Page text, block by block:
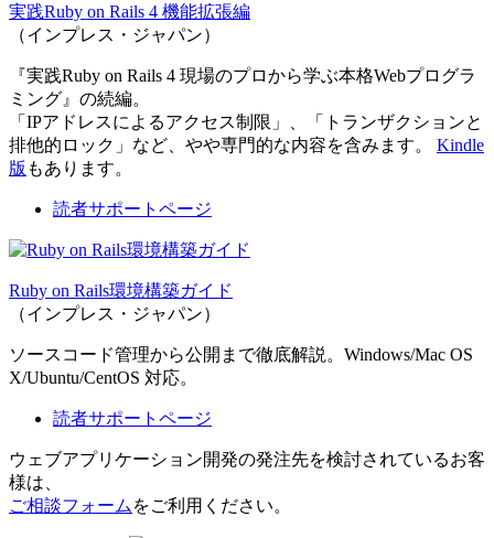
実践Ruby on Rails 4 機能拡張編
（インプレス・ジャパン）
『実践Ruby on Rails 4 現場のプロから学ぶ本格Webプログラ
ミング』の続編。
「IPアドレスによるアクセス制限」、「トランザクションと
排他的ロック」など、やや専門的な内容を含みます。 Kindle
版 もあります。
読者サポートページ
Ruby on Rails環境構築ガイド
（インプレス・ジャパン）
ソースコード管理から公開まで徹底解説。Windows/Mac OS
X/Ubuntu/CentOS 対応。
読者サポートページ
ウェブアプリケーション開発の発注先を検討されているお客
様は、
ご相談フォーム をご利用ください。